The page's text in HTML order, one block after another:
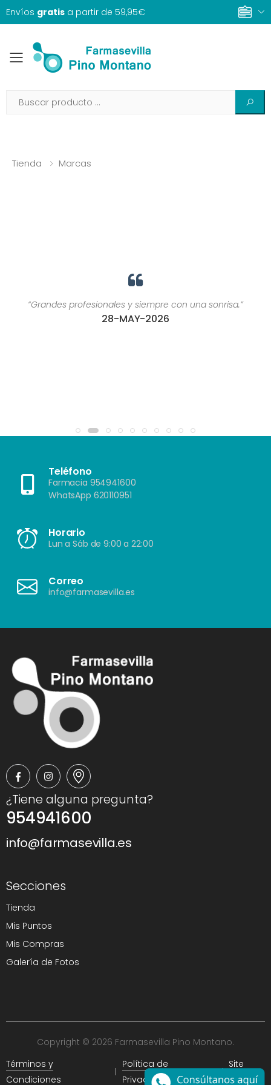
Envíos gratis a partir de 59,95€
Toggle mobile menu
Tienda Marcas
“Grandes profesionales y siempre con una sonrisa.”
28-MAY-2026
Teléfono
Farmacia 954941600
WhatsApp 620110951
Horario
Lun a Sáb de 9:00 a 22:00
Correo
info@farmasevilla.es
¿Tiene alguna pregunta?
954941600
info@farmasevilla.es
Secciones
Tienda
Mis Puntos
Mis Compras
Galería de Fotos
Copyright © 2026 Farmasevilla Pino Montano.
Términos y
Condiciones
Política de
Privacidad
Site
Map